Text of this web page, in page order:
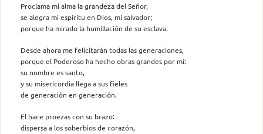
Proclama mi alma la grandeza del Señor,
se alegra mi espíritu en Dios, mi salvador;
porque ha mirado la humillación de su esclava.
Desde ahora me felicitarán todas las generaciones,
porque el Poderoso ha hecho obras grandes por mí:
su nombre es santo,
y su misericordia llega a sus fieles
de generación en generación.
El hace proezas con su brazo:
dispersa a los soberbios de corazón,